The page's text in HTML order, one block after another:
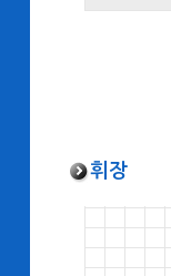
휘장